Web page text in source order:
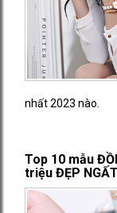
nhất 2023 nào.
Top 10 mẫu
triệu ĐẸP